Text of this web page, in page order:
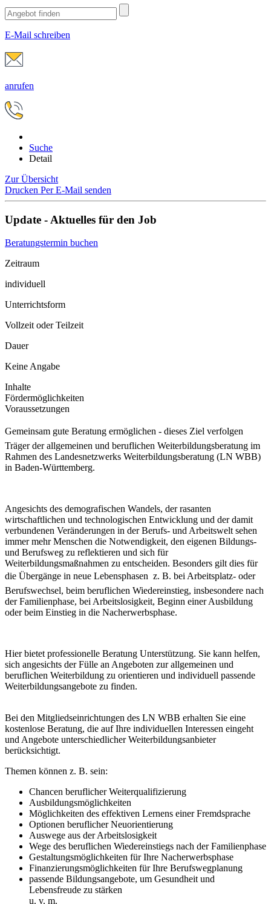
E-Mail schreiben
anrufen
Suche
Detail
Zur Übersicht
Drucken Per E-Mail senden
Update - Aktuelles für den Job
Beratungstermin buchen
Zeitraum
individuell
Unterrichtsform
Vollzeit oder Teilzeit
Dauer
Keine Angabe
Inhalte
Fördermöglichkeiten
Voraussetzungen
Gemeinsam gute Beratung ermöglichen - dieses Ziel verfolgen
Träger der allgemeinen und beruflichen Weiterbildungsberatung im
Rahmen des Landesnetzwerks Weiterbildungsberatung (LN WBB)
in Baden-Württemberg.
Angesichts des demografischen Wandels, der rasanten
wirtschaftlichen und technologischen Entwicklung und der damit
verbundenen Veränderungen in der Berufs- und Arbeitswelt sehen
immer mehr Menschen die Notwendigkeit, den eigenen Bildungs-
und Berufsweg zu reflektieren und sich für
Weiterbildungsmaßnahmen zu entscheiden. Besonders gilt dies für
die Übergänge in neue Lebensphasen  z. B. bei Arbeitsplatz- oder
Berufswechsel, beim beruflichen Wiedereinstieg, insbesondere nach
der Familienphase, bei Arbeitslosigkeit, Beginn einer Ausbildung
oder beim Einstieg in die Nacherwerbsphase.
Hier bietet professionelle Beratung Unterstützung. Sie kann helfen,
sich angesichts der Fülle an Angeboten zur allgemeinen und
beruflichen Weiterbildung zu orientieren und individuell passende
Weiterbildungsangebote zu finden.
Bei den Mitgliedseinrichtungen des LN WBB erhalten Sie eine
kostenlose Beratung, die auf Ihre individuellen Interessen eingeht
und Angebote unterschiedlicher Weiterbildungsanbieter
berücksichtigt.
Themen können z. B. sein:
Chancen beruflicher Weiterqualifizierung
Ausbildungsmöglichkeiten
Möglichkeiten des effektiven Lernens einer Fremdsprache
Optionen beruflicher Neuorientierung
Auswege aus der Arbeitslosigkeit
Wege des beruflichen Wiedereinstiegs nach der Familienphase
Gestaltungsmöglichkeiten für Ihre Nacherwerbsphase
Finanzierungsmöglichkeiten für Ihre Berufswegplanung
passende Bildungsangebote, um Gesundheit und
Lebensfreude zu stärken
u. v. m.